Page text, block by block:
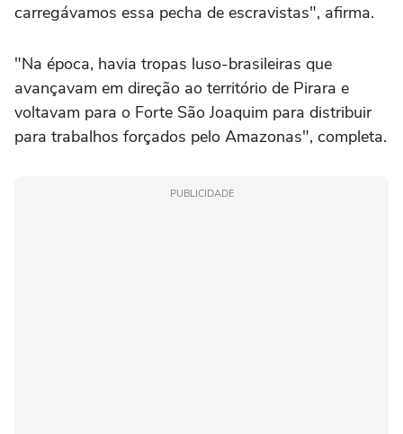
carregávamos essa pecha de escravistas", afirma.
"Na época, havia tropas luso-brasileiras que
avançavam em direção ao território de Pirara e
voltavam para o Forte São Joaquim para distribuir
para trabalhos forçados pelo Amazonas", completa.
PUBLICIDADE